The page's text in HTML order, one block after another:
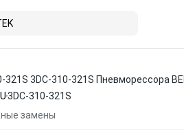
321S 3DC-310-321S Пневморессора
3DC-310-321S
замены